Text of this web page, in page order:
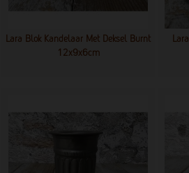
Lara Blok Kandelaar Met Deksel Burnt
12x9x6cm